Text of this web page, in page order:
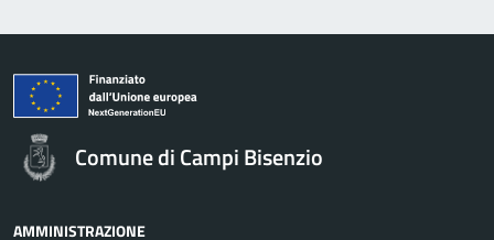
Comune di Campi Bisenzio
AMMINISTRAZIONE